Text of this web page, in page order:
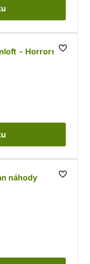
- Horrors
náhody